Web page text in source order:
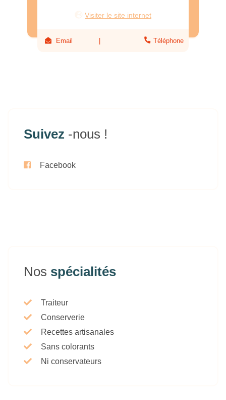
Visiter le site internet
Email Téléphone
Suivez -nous !
Facebook
Nos spécialités
Traiteur
Conserverie
Recettes artisanales
Sans colorants
Ni conservateurs